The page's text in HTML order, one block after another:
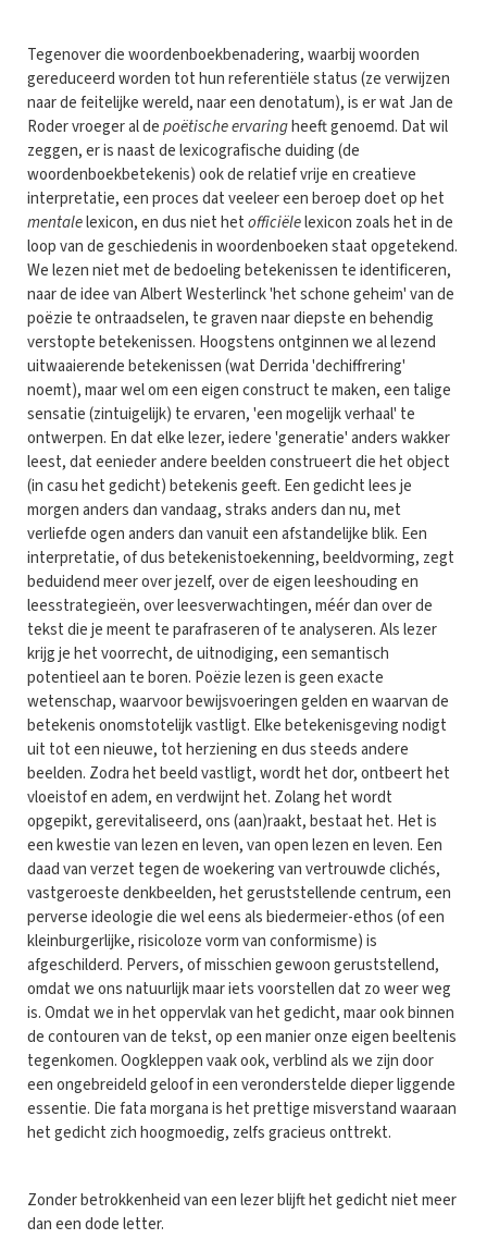
Tegenover die woordenboekbenadering, waarbij woorden
gereduceerd worden tot hun referentiële status (ze verwijzen
naar de feitelijke wereld, naar een denotatum), is er wat Jan de
Roder vroeger al depoëtische ervaringheeft genoemd. Dat wil
zeggen, er is naast de lexicografische duiding (de
woordenboekbetekenis) ook de relatief vrije en creatieve
interpretatie, een proces dat veeleer een beroep doet op het
mentalelexicon, en dus niet hetofficiëlelexicon zoals het in de
loop van de geschiedenis in woordenboeken staat opgetekend.
We lezen niet met de bedoeling betekenissen te identificeren,
naar de idee van Albert Westerlinck 'het schone geheim' van de
poëzie te ontraadselen, te graven naar diepste en behendig
verstopte betekenissen. Hoogstens ontginnen we al lezend
uitwaaierende betekenissen (wat Derrida 'dechiffrering'
noemt), maar wel om een eigen construct te maken, een talige
sensatie (zintuigelijk) te ervaren, 'een mogelijk verhaal' te
ontwerpen. En dat elke lezer, iedere 'generatie' anders wakker
leest, dat eenieder andere beelden construeert die het object
(in casu het gedicht) betekenis geeft. Een gedicht lees je
morgen anders dan vandaag, straks anders dan nu, met
verliefde ogen anders dan vanuit een afstandelijke blik. Een
interpretatie, of dus betekenistoekenning, beeldvorming, zegt
beduidend meer over jezelf, over de eigen leeshouding en
leesstrategieën, over leesverwachtingen, méér dan over de
tekst die je meent te parafraseren of te analyseren. Als lezer
krijg je het voorrecht, de uitnodiging, een semantisch
potentieel aan te boren. Poëzie lezen is geen exacte
wetenschap, waarvoor bewijsvoeringen gelden en waarvan de
betekenis onomstotelijk vastligt. Elke betekenisgeving nodigt
uit tot een nieuwe, tot herziening en dus steeds andere
beelden. Zodra het beeld vastligt, wordt het dor, ontbeert het
vloeistof en adem, en verdwijnt het. Zolang het wordt
opgepikt, gerevitaliseerd, ons (aan)raakt, bestaat het. Het is
een kwestie van lezen en leven, van open lezen en leven. Een
daad van verzet tegen de woekering van vertrouwde clichés,
vastgeroeste denkbeelden, het geruststellende centrum, een
perverse ideologie die wel eens als biedermeier-ethos (of een
kleinburgerlijke, risicoloze vorm van conformisme) is
afgeschilderd. Pervers, of misschien gewoon geruststellend,
omdat we ons natuurlijk maar iets voorstellen dat zo weer weg
is. Omdat we in het oppervlak van het gedicht, maar ook binnen
de contouren van de tekst, op een manier onze eigen beeltenis
tegenkomen. Oogkleppen vaak ook, verblind als we zijn door
een ongebreideld geloof in een veronderstelde dieper liggende
essentie. Die fata morgana is het prettige misverstand waaraan
het gedicht zich hoogmoedig, zelfs gracieus onttrekt.
Zonder betrokkenheid van een lezer blijft het gedicht niet meer
dan een dode letter.